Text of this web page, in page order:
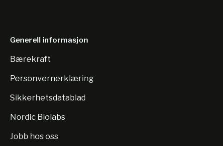
Generell informasjon
Bærekraft
Personvernerklæring
Sikkerhetsdatablad
Nordic Biolabs
Jobb hos oss